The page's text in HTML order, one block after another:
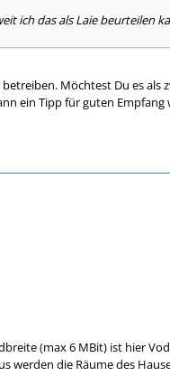
ich das als Laie beurteilen
Möchtest Du es
ein Tipp für guten
(max 6 MBit) ist hier
die Räume des